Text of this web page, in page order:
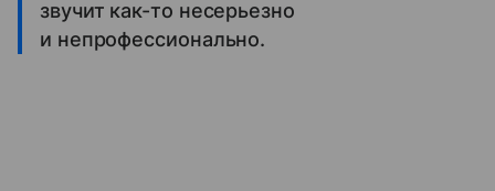
звучит как-то несерьезно
и непрофессионально.